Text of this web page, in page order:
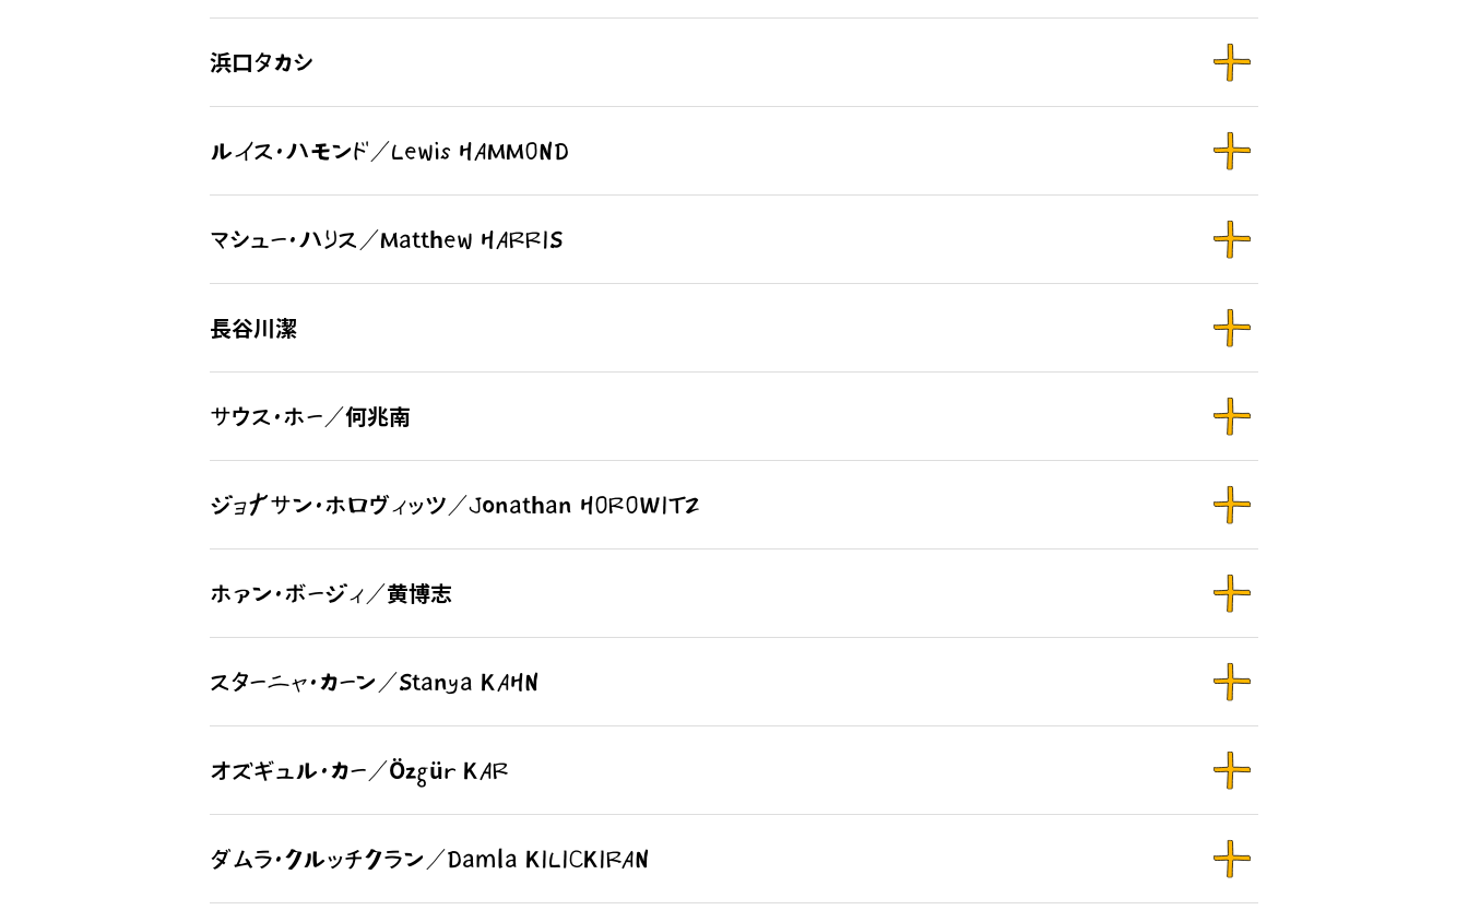
浜口タカシ
ルイス・ハモンド／Lewis HAMMOND
マシュー・ハリス／Matthew HARRIS
長谷川潔
サウス・ホー／何兆南
ジョナサン・ホロヴィッツ／Jonathan HOROWITZ
ホァン・ボージィ／黄博志
スターニャ・カーン／Stanya KAHN
オズギュル・カー／Özgür KAR
ダムラ・クルッチクラン／Damla KILICKIRAN